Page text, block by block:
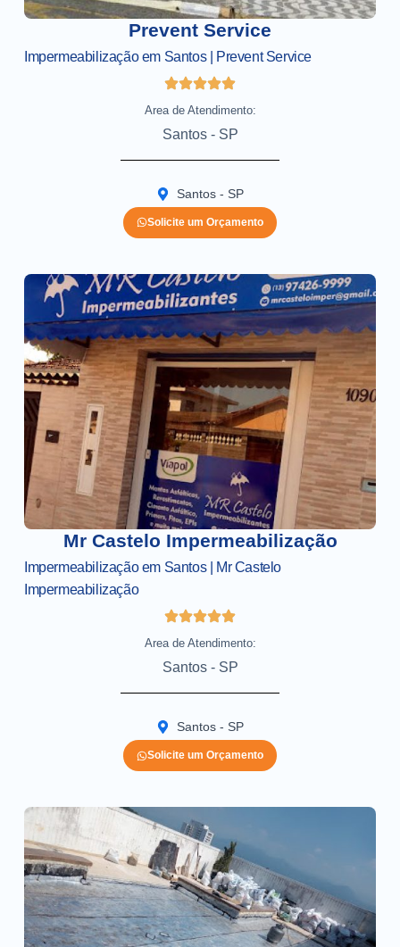
Prevent Service
Impermeabilização em Santos | Prevent Service
Area de Atendimento:
Santos - SP
Santos - SP
Solicite um Orçamento
Mr Castelo Impermeabilização
Impermeabilização em Santos | Mr Castelo
Impermeabilização
Area de Atendimento:
Santos - SP
Santos - SP
Solicite um Orçamento